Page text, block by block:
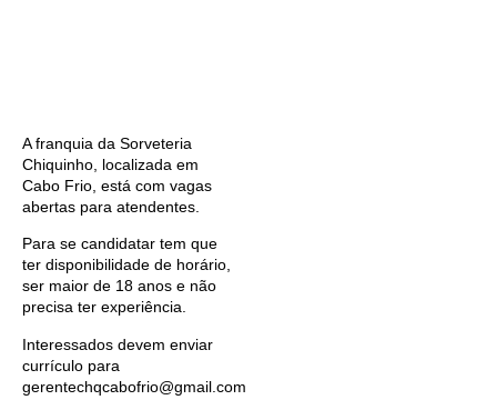
A franquia da Sorveteria
Chiquinho, localizada em
Cabo Frio, está com vagas
abertas para atendentes.
Para se candidatar tem que
ter disponibilidade de horário,
ser maior de 18 anos e não
precisa ter experiência.
Interessados devem enviar
currículo para
gerentechqcabofrio@gmail.com